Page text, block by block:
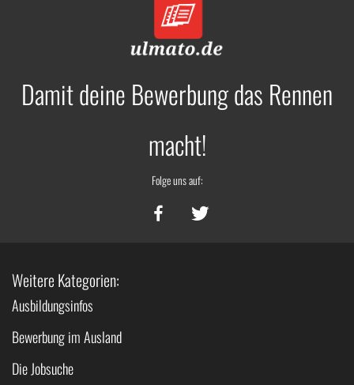
Damit deine Bewerbung das Rennen
macht!
Folge uns auf:
Weitere Kategorien:
Ausbildungsinfos
Bewerbung im Ausland
Die Jobsuche